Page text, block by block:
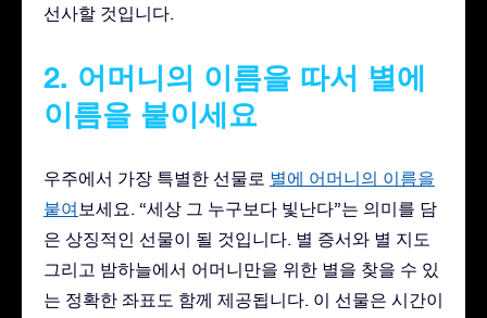
선사할 것입니다.
2. 어머니의 이름을 따서 별에
이름을 붙이세요
우주에서 가장 특별한 선물로 별에 어머니의 이름을
붙여 보세요. “세상 그 누구보다 빛난다”는 의미를 담
은 상징적인 선물이 될 것입니다. 별 증서와 별 지도
그리고 밤하늘에서 어머니만을 위한 별을 찾을 수 있
는 정확한 좌표도 함께 제공됩니다. 이 선물은 시간이